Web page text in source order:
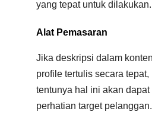
yang tepat untuk dilakukan.
Alat Pemasaran
Jika deskripsi dalam
profile tertulis secara tepat,
tentunya hal ini akan dapat
perhatian target